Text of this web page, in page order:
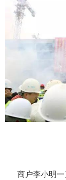
商户李小明一